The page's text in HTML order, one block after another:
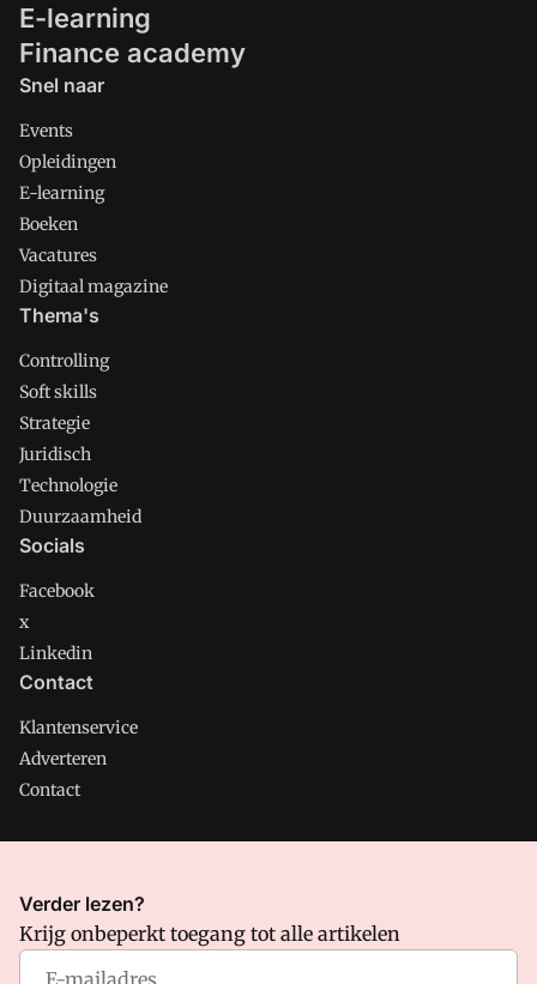
E-learning
Finance academy
Snel naar
Events
Opleidingen
E-learning
Boeken
Vacatures
Digitaal magazine
Thema's
Controlling
Soft skills
Strategie
Juridisch
Technologie
Duurzaamheid
Socials
Facebook
x
Linkedin
Contact
Klantenservice
Adverteren
Contact
CMweb is onderdeel van VMN media. Lees in
waar VMN media voor staat. Op gebruik van deze site zijn de
volgende regelingen van toepassing:Algemene Voorwaarden
Verder lezen?
Krijg onbeperkt toegang tot alle artikelen